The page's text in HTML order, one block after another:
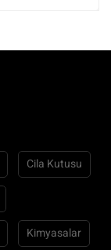
Cila Kutusu
Kimyasalar